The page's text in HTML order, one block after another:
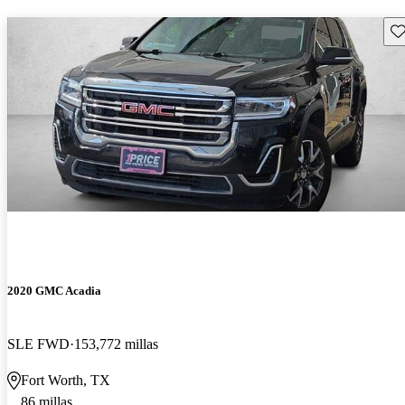
2020 GMC Acadia
SLE FWD 153,772 millas
Fort Worth, TX